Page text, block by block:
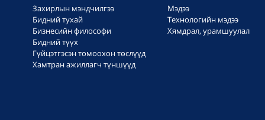
Захирлын мэндчилгээ
Бидний тухай
Бизнесийн философи
Бидний түүх
Гүйцэтгэсэн томоохон төслүүд
Хамтран ажиллагч түншүүд
Мэдээ
Технологийн мэдээ
Хямдрал, урамшуулал